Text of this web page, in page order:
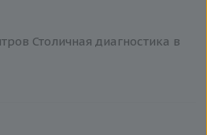
Столичная диагностика в